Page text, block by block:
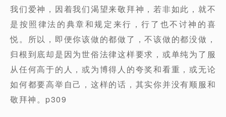
我们爱神，因着我们渴望来敬拜神，若⾮如此，就不
是按照律法的典章和规定来⾏，⾏了也不讨神的喜
悦。所以，即便你该做的都做了，不该做的都没做，
归根到底却是因为世俗法律这样要求，或单纯为了服
从任何⾼于的⼈，或为博得⼈的夸奖和看重，或⽆论
如何都要⾼举⾃⼰，这样的话，其实你并没有顺服和
敬拜神。p309